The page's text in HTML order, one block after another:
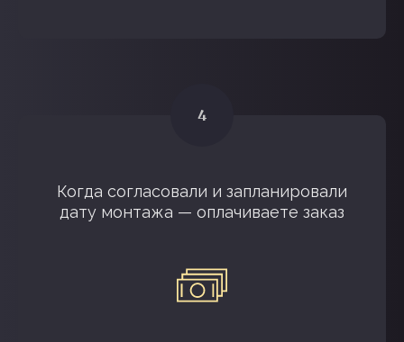
Когда согласовали и запланировали
дату монтажа — оплачиваете заказ